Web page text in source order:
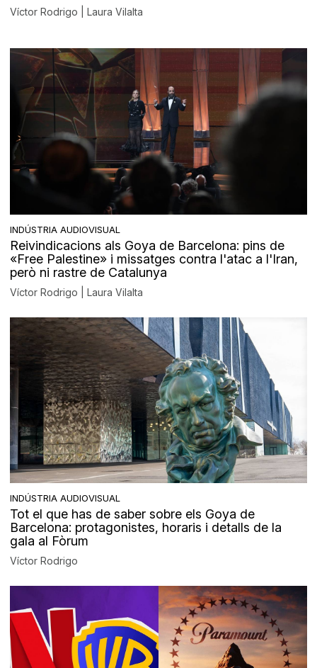
Víctor Rodrigo | Laura Vilalta
INDÚSTRIA AUDIOVISUAL
Reivindicacions als Goya de Barcelona: pins de
«Free Palestine» i missatges contra l'atac a l'Iran,
però ni rastre de Catalunya
Víctor Rodrigo | Laura Vilalta
INDÚSTRIA AUDIOVISUAL
Tot el que has de saber sobre els Goya de
Barcelona: protagonistes, horaris i detalls de la
gala al Fòrum
Víctor Rodrigo